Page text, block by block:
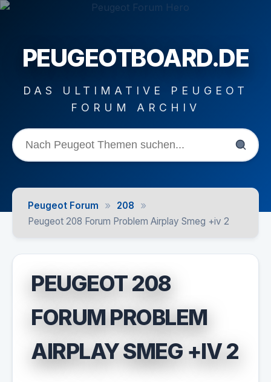
PEUGEOTBOARD.DE
DAS ULTIMATIVE PEUGEOT
FORUM ARCHIV
Peugeot Forum » 208 »
Peugeot 208 Forum Problem Airplay Smeg +iv 2
PEUGEOT 208
FORUM PROBLEM
AIRPLAY SMEG +IV 2